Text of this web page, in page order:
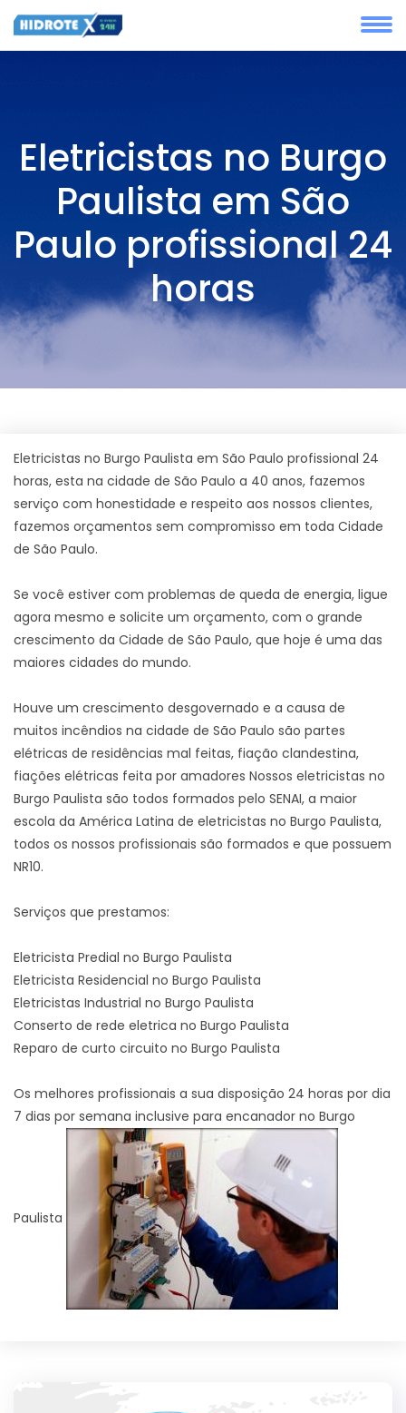
Eletricistas no Burgo
Paulista em São
Paulo profissional 24
horas
Eletricistas no Burgo Paulista em São Paulo profissional 24
horas, esta na cidade de São Paulo a 40 anos, fazemos
serviço com honestidade e respeito aos nossos clientes,
fazemos orçamentos sem compromisso em toda Cidade
de São Paulo.
Se você estiver com problemas de queda de energia, ligue
agora mesmo e solicite um orçamento, com o grande
crescimento da Cidade de São Paulo, que hoje é uma das
maiores cidades do mundo.
Houve um crescimento desgovernado e a causa de
muitos incêndios na cidade de São Paulo são partes
elétricas de residências mal feitas, fiação clandestina,
fiações elétricas feita por amadores Nossos eletricistas no
Burgo Paulista são todos formados pelo SENAI, a maior
escola da América Latina de eletricistas no Burgo Paulista,
todos os nossos profissionais são formados e que possuem
NR10.
Serviços que prestamos:
Eletricista Predial no Burgo Paulista
Eletricista Residencial no Burgo Paulista
Eletricistas Industrial no Burgo Paulista
Conserto de rede eletrica no Burgo Paulista
Reparo de curto circuito no Burgo Paulista
Os melhores profissionais a sua disposição 24 horas por dia
7 dias por semana inclusive para encanador no Burgo
Paulista